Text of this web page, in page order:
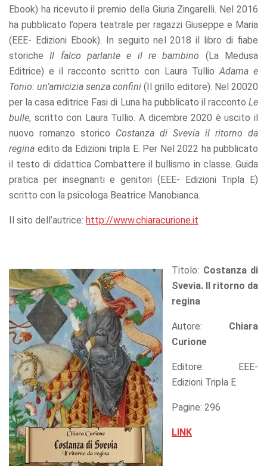
Ebook) ha ricevuto il premio della Giuria Zingarelli. Nel 2016
ha pubblicato l’opera teatrale per ragazzi Giuseppe e Maria
(EEE- Edizioni Ebook). In seguito nel 2018 il libro di fiabe
storicheIl falco parlante e il re bambino (La Medusa
Editrice) e il racconto scritto con Laura TullioAdama e
Tonio: un’amicizia senza confini (Il grillo editore). Nel 20020
per la casa editrice Fasi di Luna ha pubblicato il racconto Le
bulle, scritto con Laura Tullio. A dicembre 2020 è uscito il
nuovo romanzo storico Costanza di Svevia il ritorno da
regina edito da Edizioni tripla E. Per Nel 2022 ha pubblicato
il testo di didattica Combattere il bullismo in classe. Guida
pratica per insegnanti e genitori (EEE- Edizioni Tripla E)
scritto con la psicologa Beatrice Manobianca.
Il sito dell’autrice: http://www.chiaracurione.it
Titolo: Costanza di
Svevia. Il ritorno da
regina
Autore: Chiara
Curione
Editore: EEE-
Edizioni Tripla E
Pagine: 296
LINK